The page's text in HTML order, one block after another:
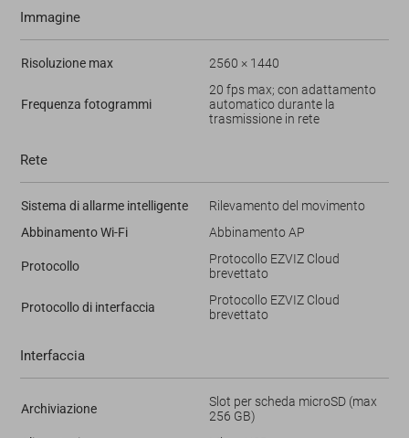
Immagine
Risoluzione max 2560 × 1440
Frequenza fotogrammi
20 fps max; con adattamento
automatico durante la
trasmissione in rete
Rete
Sistema di allarme intelligente
Rilevamento del movimento
Abbinamento Wi-Fi
Abbinamento AP
Protocollo
Protocollo EZVIZ Cloud
brevettato
Protocollo di interfaccia
Protocollo EZVIZ Cloud
brevettato
Interfaccia
Archiviazione
Slot per scheda microSD (max
256 GB)